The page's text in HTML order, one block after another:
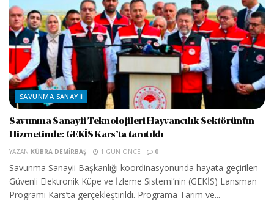
SAVUNMA SANAYII
Savunma Sanayii Teknolojileri Hayvancılık Sektörünün
Hizmetinde: GEKİS Kars’ta tanıtıldı
YAZAN KÜBRA DEMIRBAŞ 1 GÜN ÖNCE 0
Savunma Sanayii Başkanlığı koordinasyonunda hayata geçirilen
Güvenli Elektronik Küpe ve İzleme Sistemi’nin (GEKİS) Lansman
Programı Kars’ta gerçekleştirildi. Programa Tarım ve...